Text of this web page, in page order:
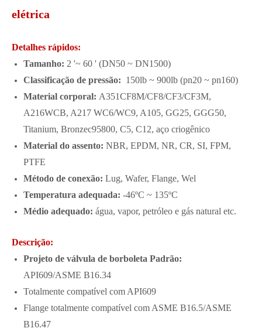
elétrica
Detalhes rápidos:
Tamanho: 2 '~ 60 ' (DN50 ~ DN1500)
Classificação de pressão: 150lb ~ 900lb (pn20 ~ pn160)
Material corporal: A351CF8M/CF8/CF3/CF3M,
A216WCB, A217 WC6/WC9, A105, GG25, GGG50,
Titanium, Bronzec95800, C5, C12, aço criogênico
Material do assento: NBR, EPDM, NR, CR, SI, FPM,
PTFE
Método de conexão: Lug, Wafer, Flange, Wel
Temperatura adequada: -46ºC ~ 135ºC
Médio adequado: água, vapor, petróleo e gás natural etc.
Descrição:
Projeto de válvula de borboleta Padrão:
API609/ASME B16.34
Totalmente compatível com API609
Flange totalmente compatível com ASME B16.5/ASME
B16.47